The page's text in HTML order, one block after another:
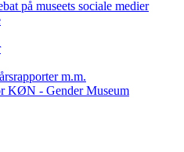
på museets sociale medier
m.m.
KØN - Gender Museum